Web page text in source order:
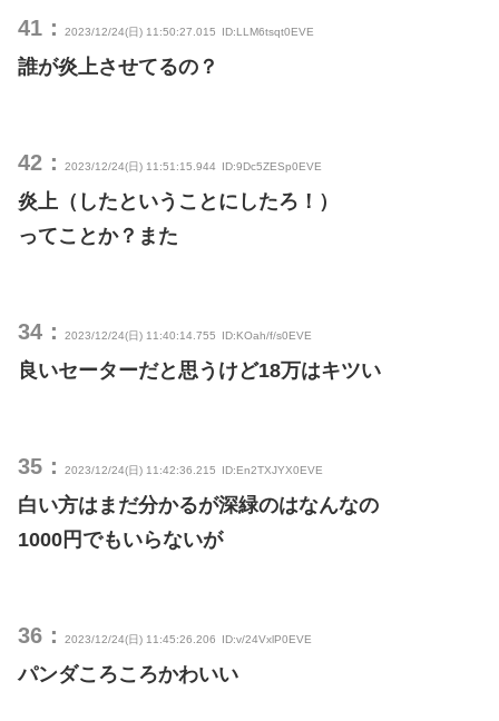
41： 2023/12/24(日) 11:50:27.015 ID:LLM6tsqt0EVE
誰が炎上させてるの？
42： 2023/12/24(日) 11:51:15.944 ID:9Dc5ZESp0EVE
炎上（したということにしたろ！）
ってことか？また
34： 2023/12/24(日) 11:40:14.755 ID:KOah/f/s0EVE
良いセーターだと思うけど18万はキツい
35： 2023/12/24(日) 11:42:36.215 ID:En2TXJYX0EVE
白い方はまだ分かるが深緑のはなんなの
1000円でもいらないが
36： 2023/12/24(日) 11:45:26.206 ID:v/24VxlP0EVE
パンダころころかわいい